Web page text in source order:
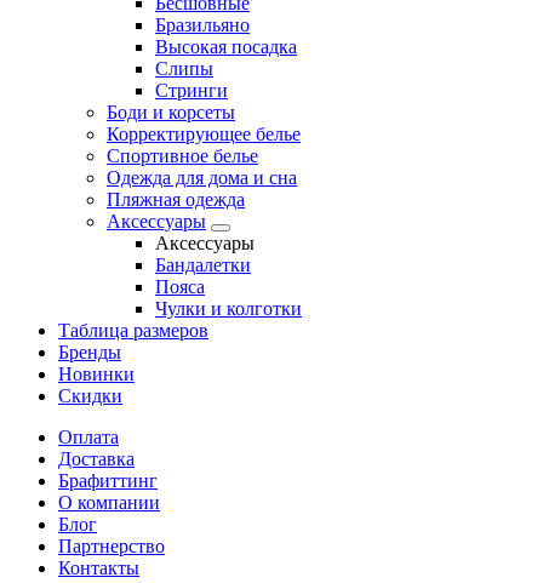
Бразильяно
Высокая посадка
Слипы
Стринги
Боди и корсеты
Корректирующее белье
Спортивное белье
Одежда для дома и сна
Пляжная одежда
Аксессуары
Аксессуары
Бандалетки
Пояса
Чулки и колготки
Таблица размеров
Бренды
Новинки
Скидки
Оплата
Доставка
Брафиттинг
О компании
Блог
Партнерство
Контакты